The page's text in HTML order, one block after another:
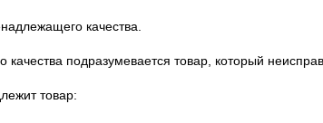
качества.
подразумевается товар, который
товар: